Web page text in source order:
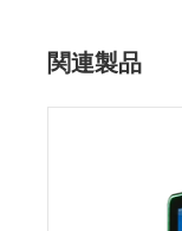
関連製品